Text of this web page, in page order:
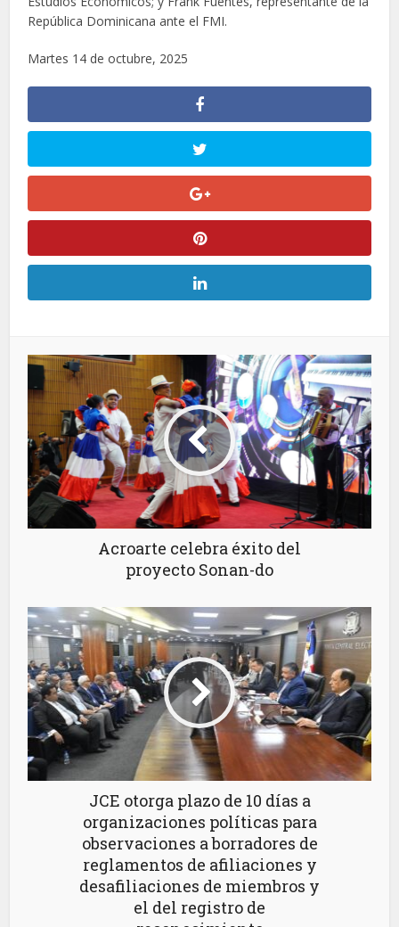
República Dominicana ante el FMI.
Martes 14 de octubre, 2025
Acroarte celebra éxito del
proyecto Sonan-do
JCE otorga plazo de 10 días a
organizaciones políticas para
observaciones a borradores de
reglamentos de afiliaciones y
desafiliaciones de miembros y
el del registro de